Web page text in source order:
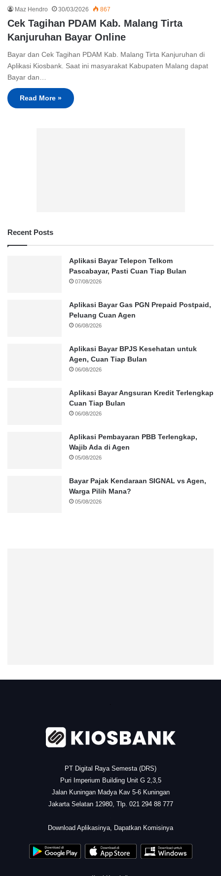
Maz Hendro 30/03/2026 867
Cek Tagihan PDAM Kab. Malang Tirta
Kanjuruhan Bayar Online
Bayar dan Cek Tagihan PDAM Kab. Malang Tirta Kanjuruhan di
Aplikasi Kiosbank. Saat ini masyarakat Kabupaten Malang dapat
Bayar dan…
Read More »
Recent Posts
Aplikasi Bayar Telepon Telkom
Pascabayar, Pasti Cuan Tiap Bulan
07/08/2026
Aplikasi Bayar Gas PGN Prepaid Postpaid,
Peluang Cuan Agen
06/08/2026
Aplikasi Bayar BPJS Kesehatan untuk
Agen, Cuan Tiap Bulan
06/08/2026
Aplikasi Bayar Angsuran Kredit Terlengkap
Cuan Tiap Bulan
06/08/2026
Aplikasi Pembayaran PBB Terlengkap,
Wajib Ada di Agen
05/08/2026
Bayar Pajak Kendaraan SIGNAL vs Agen,
Warga Pilih Mana?
05/08/2026
.
PT Digital Raya Semesta (DRS)
Puri Imperium Building Unit G 2,3,5
Jalan Kuningan Madya Kav 5-6 Kuningan
Jakarta Selatan 12980, Tlp. 021 294 88 777
Download Aplikasinya, Dapatkan Komisinya